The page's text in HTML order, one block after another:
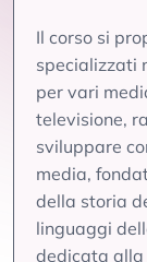
Il corso si
specializzati
per vari
televisione,
sviluppare
media,
della storia
linguaggi
dedicata alla